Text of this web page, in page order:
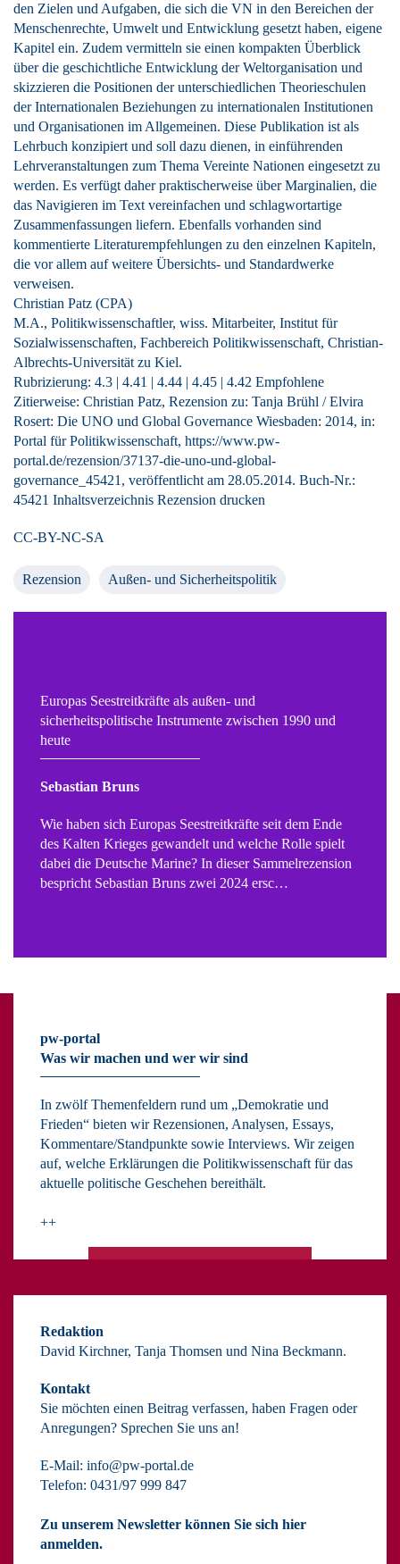
den Zielen und Aufgaben, die sich die VN in den Bereichen der
Menschenrechte, Umwelt und Entwicklung gesetzt haben, eigene
Kapitel ein. Zudem vermitteln sie einen kompakten Überblick
über die geschichtliche Entwicklung der Weltorganisation und
skizzieren die Positionen der unterschiedlichen Theorieschulen
der Internationalen Beziehungen zu internationalen Institutionen
und Organisationen im Allgemeinen. Diese Publikation ist als
Lehrbuch konzipiert und soll dazu dienen, in einführenden
Lehrveranstaltungen zum Thema Vereinte Nationen eingesetzt zu
werden. Es verfügt daher praktischerweise über Marginalien, die
das Navigieren im Text vereinfachen und schlagwortartige
Zusammenfassungen liefern. Ebenfalls vorhanden sind
kommentierte Literaturempfehlungen zu den einzelnen Kapiteln,
die vor allem auf weitere Übersichts‑ und Standardwerke
verweisen.
Christian Patz (CPA)
M.A., Politikwissenschaftler, wiss. Mitarbeiter, Institut für
Sozialwissenschaften, Fachbereich Politikwissenschaft, Christian-
Albrechts-Universität zu Kiel.
Rubrizierung: 4.3 | 4.41 | 4.44 | 4.45 | 4.42 Empfohlene
Zitierweise: Christian Patz, Rezension zu: Tanja Brühl / Elvira
Rosert: Die UNO und Global Governance Wiesbaden: 2014, in:
Portal für Politikwissenschaft, https://www.pw-
portal.de/rezension/37137-die-uno-und-global-
governance_45421, veröffentlicht am 28.05.2014. Buch-Nr.:
45421 Inhaltsverzeichnis Rezension drucken
CC-BY-NC-SA
Rezension Außen- und Sicherheitspolitik
Europas Seestreitkräfte als außen- und
sicherheitspolitische Instrumente zwischen 1990 und
heute
Sebastian Bruns
Wie haben sich Europas Seestreitkräfte seit dem Ende
des Kalten Krieges gewandelt und welche Rolle spielt
dabei die Deutsche Marine? In dieser Sammelrezension
bespricht Sebastian Bruns zwei 2024 ersc…
pw-portal
Was wir machen und wer wir sind
In zwölf Themenfeldern rund um „Demokratie und
Frieden“ bieten wir Rezensionen, Analysen, Essays,
Kommentare/Standpunkte sowie Interviews. Wir zeigen
auf, welche Erklärungen die Politikwissenschaft für das
aktuelle politische Geschehen bereithält.
++
Redaktion
David Kirchner, Tanja Thomsen und Nina Beckmann.
Kontakt
Sie möchten einen Beitrag verfassen, haben Fragen oder
Anregungen? Sprechen Sie uns an!
E-Mail: info@pw-portal.de
Telefon: 0431/97 999 847
Zu unserem Newsletter können Sie sich hier
anmelden.